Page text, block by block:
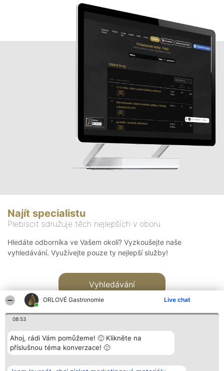
ORLOVÉ Gastronomie Live chat
08:53
Ahoj, rádi Vám pomůžeme! 🙂 Klikněte na
příslušnou téma konverzace! 🙂
Najít specialistu
Plebiscit sdružuje těch nejlepších v oboru
Hledáte odborníka ve Vašem okolí? Vyzkoušejte naše
vyhledávání. Využívejte pouze ty nejlepší služby!
Vyhledávání
Bright Side Solutions sp. z o.
Vítězové
Kontakt